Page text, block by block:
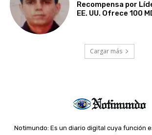
Recompensa por
EE. UU. Ofrece 100
Cargar más
Notimundo: Es un diario digital cuya función